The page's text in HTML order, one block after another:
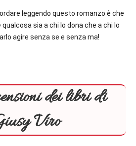
leggendo questo romanzo è che
qualcosa sia a chi lo dona che a chi lo
agire senza se e senza ma!
dei libri di
Viro